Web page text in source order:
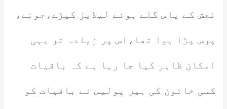
نعش کے پاس گلے ہوئے لیڈیز کپڑے،جوتے،
پرس پڑا ہوا تھا،اس پر زیادہ تر یہی
امکان ظاہر کیا جا رہا ہے کہ باقیات
کسی خاتون کی ہیں پولیس نے باقیات کو